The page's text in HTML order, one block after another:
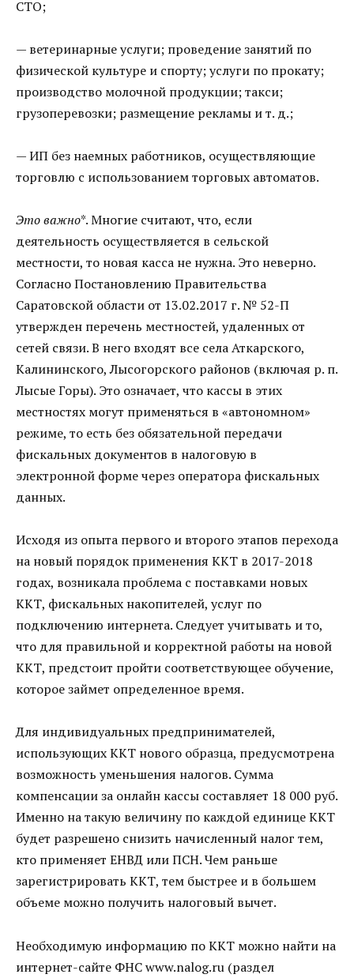
СТО;
— ветеринарные услуги; проведение занятий по
физической культуре и спорту; услуги по прокату;
производство молочной продукции; такси;
грузоперевозки; размещение рекламы и т. д.;
— ИП без наемных работников, осуществляющие
торговлю с использованием торговых автоматов.
Это важно*. Многие считают, что, если
деятельность осуществляется в сельской
местности, то новая касса не нужна. Это неверно.
Согласно Постановлению Правительства
Саратовской области от 13.02.2017 г. № 52-П
утвержден перечень местностей, удаленных от
сетей связи. В него входят все села Аткарского,
Калининского, Лысогорского районов (включая р. п.
Лысые Горы). Это означает, что кассы в этих
местностях могут применяться в «автономном»
режиме, то есть без обязательной передачи
фискальных документов в налоговую в
электронной форме через оператора фискальных
данных.
Исходя из опыта первого и второго этапов перехода
на новый порядок применения ККТ в 2017-2018
годах, возникала проблема с поставками новых
ККТ, фискальных накопителей, услуг по
подключению интернета. Следует учитывать и то,
что для правильной и корректной работы на новой
ККТ, предстоит пройти соответствующее обучение,
которое займет определенное время.
Для индивидуальных предпринимателей,
использующих ККТ нового образца, предусмотрена
возможность уменьшения налогов. Сумма
компенсации за онлайн кассы составляет 18 000 руб.
Именно на такую величину по каждой единице ККТ
будет разрешено снизить начисленный налог тем,
кто применяет ЕНВД или ПСН. Чем раньше
зарегистрировать ККТ, тем быстрее и в большем
объеме можно получить налоговый вычет.
Необходимую информацию по ККТ можно найти на
интернет-сайте ФНС www.nalog.ru (раздел